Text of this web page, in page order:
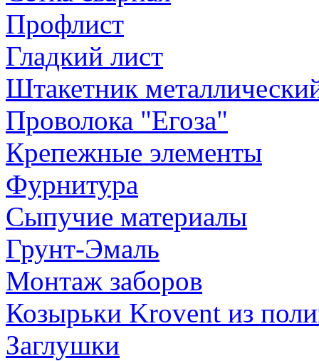
Профлист
Гладкий лист
Штакетник
Проволока "Егоза"
Крепежные элементы
Фурнитура
Сыпучие материалы
Грунт-Эмаль
Монтаж заборов
Козырьки Krovent из
Заглушки